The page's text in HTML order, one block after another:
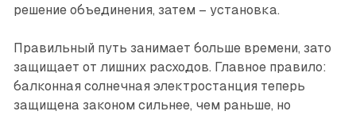
решение объединения, затем – установка.
Правильный путь занимает больше времени, зато
защищает от лишних расходов. Главное правило:
балконная солнечная электростанция теперь
защищена законом сильнее, чем раньше, но